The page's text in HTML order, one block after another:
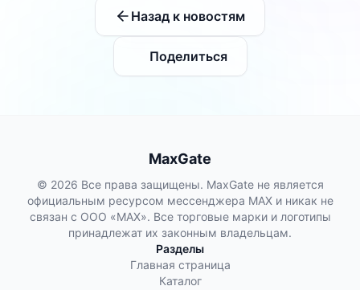
Назад к новостям
Поделиться
MaxGate
© 2026 Все права защищены. MaxGate не является
официальным ресурсом мессенджера MAX и никак не
связан с ООО «МАХ». Все торговые марки и логотипы
принадлежат их законным владельцам.
Разделы
Главная страница
Каталог